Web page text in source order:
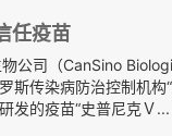
任疫苗
公司（CanSino
斯传染病防治控制机构
发的疫苗“史普尼克Ｖ...